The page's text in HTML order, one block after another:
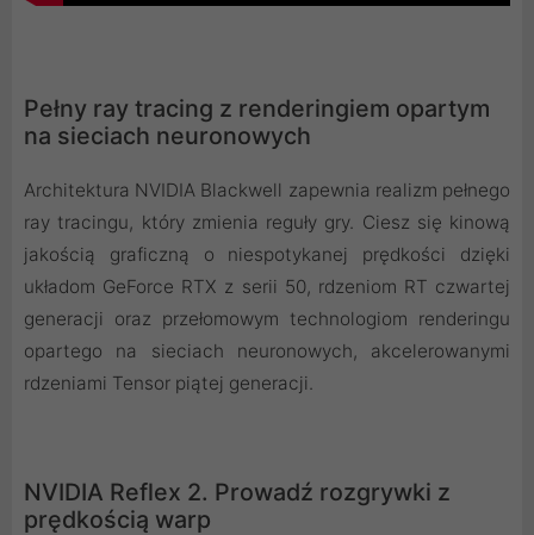
Pełny ray tracing z renderingiem opartym
na sieciach neuronowych
Architektura NVIDIA Blackwell zapewnia realizm pełnego
ray tracingu, który zmienia reguły gry. Ciesz się kinową
jakością graficzną o niespotykanej prędkości dzięki
układom GeForce RTX z serii 50, rdzeniom RT czwartej
generacji oraz przełomowym technologiom renderingu
opartego na sieciach neuronowych, akcelerowanymi
rdzeniami Tensor piątej generacji.
NVIDIA Reflex 2. Prowadź rozgrywki z
prędkością warp